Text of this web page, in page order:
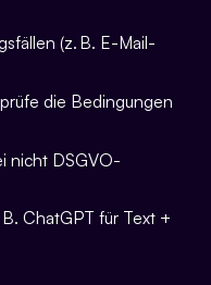
(z. B. E-Mail-
die Bedingungen
nicht DSGVO-
ChatGPT für Text +